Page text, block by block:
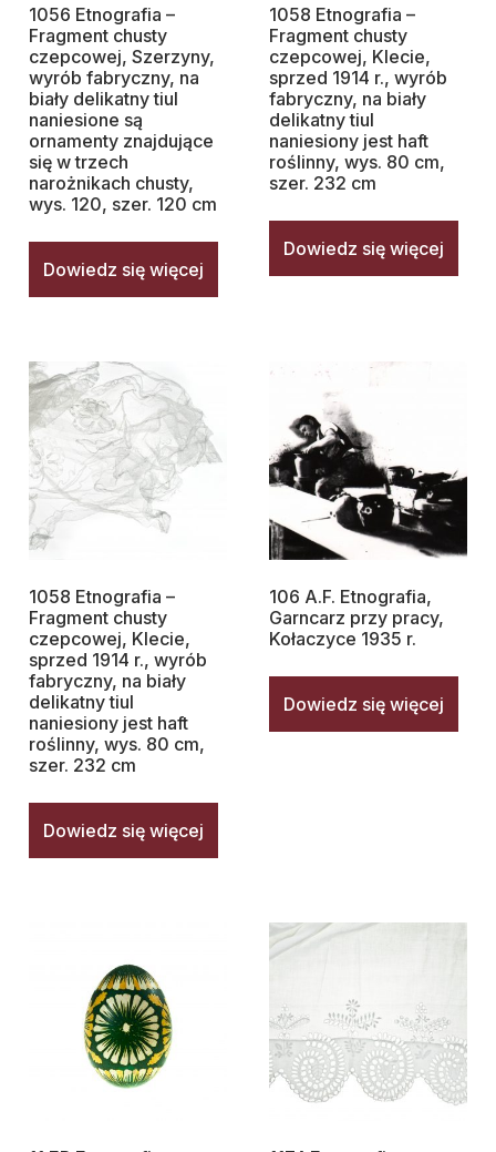
1056 Etnografia –
Fragment chusty
czepcowej, Szerzyny,
wyrób fabryczny, na
biały delikatny tiul
naniesione są
ornamenty znajdujące
się w trzech
narożnikach chusty,
wys. 120, szer. 120 cm
Dowiedz się więcej
1058 Etnografia –
Fragment chusty
czepcowej, Klecie,
sprzed 1914 r., wyrób
fabryczny, na biały
delikatny tiul
naniesiony jest haft
roślinny, wys. 80 cm,
szer. 232 cm
Dowiedz się więcej
1058 Etnografia –
Fragment chusty
czepcowej, Klecie,
sprzed 1914 r., wyrób
fabryczny, na biały
delikatny tiul
naniesiony jest haft
roślinny, wys. 80 cm,
szer. 232 cm
Dowiedz się więcej
106 A.F. Etnografia,
Garncarz przy pracy,
Kołaczyce 1935 r.
Dowiedz się więcej